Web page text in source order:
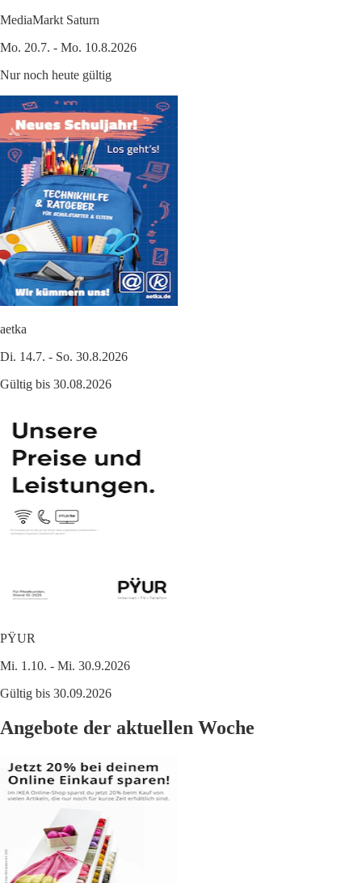
MediaMarkt Saturn
Mo. 20.7. - Mo. 10.8.2026
Nur noch heute gültig
aetka
Di. 14.7. - So. 30.8.2026
Gültig bis 30.08.2026
PŸUR
Mi. 1.10. - Mi. 30.9.2026
Gültig bis 30.09.2026
Angebote der aktuellen Woche